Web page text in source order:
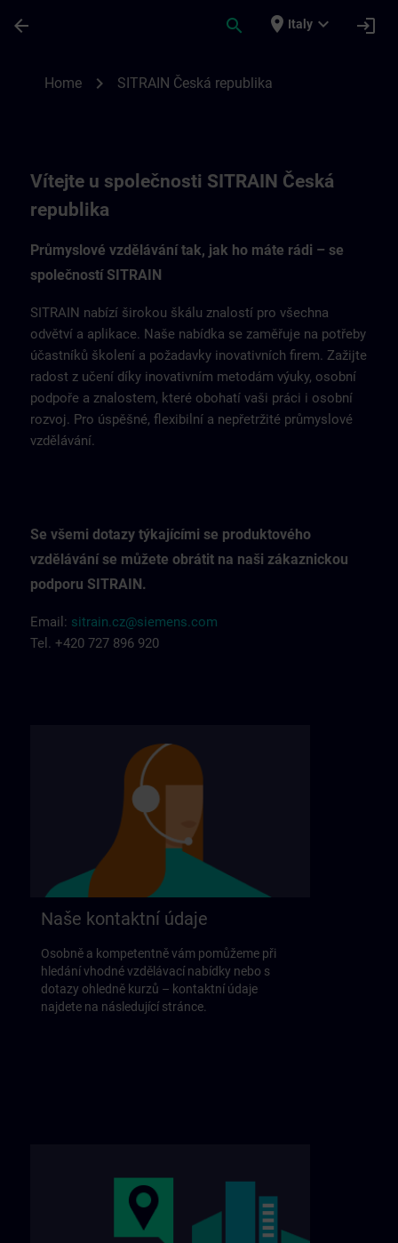
arrow_back search place Italy expand_more login
Home chevron_right SITRAIN Česká republika
Vítejte u společnosti SITRAIN Česká
republika
Průmyslové vzdělávání tak, jak ho máte rádi – se
společností SITRAIN
SITRAIN nabízí širokou škálu znalostí pro všechna
odvětví a aplikace. Naše nabídka se zaměřuje na potřeby
účastníků školení a požadavky inovativních firem. Zažijte
radost z učení díky inovativním metodám výuky, osobní
podpoře a znalostem, které obohatí vaši práci i osobní
rozvoj. Pro úspěšné, flexibilní a nepřetržité průmyslové
vzdělávání.
Se všemi dotazy týkajícími se produktového
vzdělávání se můžete obrátit na naši zákaznickou
podporu SITRAIN.
Email: sitrain.cz@siemens.com
Tel. +420 727 896 920
Naše kontaktní údaje
Osobně a kompetentně vám pomůžeme při
hledání vhodné vzdělávací nabídky nebo s
dotazy ohledně kurzů – kontaktní údaje
najdete na následující stránce.